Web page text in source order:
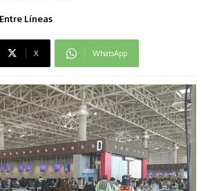
Líneas
X WhatsApp